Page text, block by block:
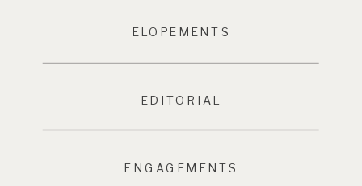
ELOPEMENTS
EDITORIAL
ENGAGEMENTS